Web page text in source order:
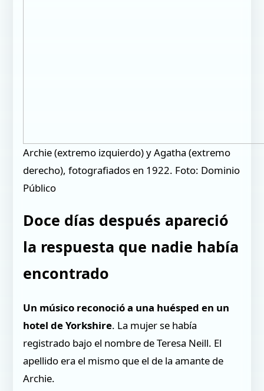
Archie (extremo izquierdo) y Agatha (extremo
derecho), fotografiados en 1922. Foto: Dominio
Público
Doce días después apareció
la respuesta que nadie había
encontrado
Un músico reconoció a una huésped en un
hotel de Yorkshire. La mujer se había
registrado bajo el nombre de Teresa Neill. El
apellido era el mismo que el de la amante de
Archie.